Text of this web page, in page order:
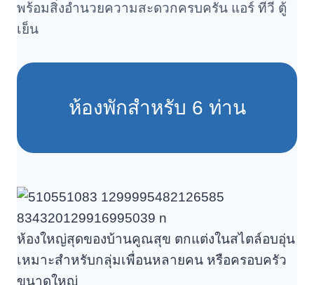
พร้อมสิ่งอำนวยความสะดวกครบครัน แอร์ ทีวี ตู้
เย็น
ห้องพักสำหรับ 6 ท่าน
ห้องใหญ่สุดของบ้านคูณสุข ตกแต่งในสไตล์อบอุ่น
เหมาะสำหรับกลุ่มเพื่อนหลายคน หรือครอบครัว
ขนาดใหญ่